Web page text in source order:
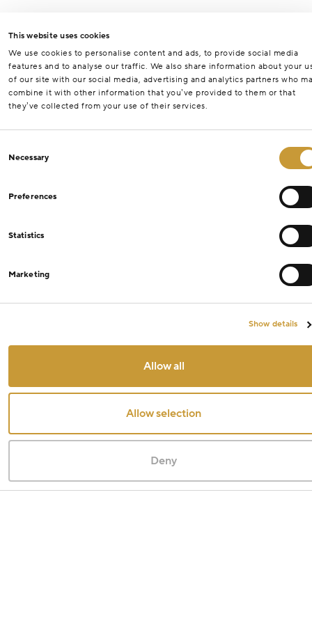
This website uses cookies
We use cookies to personalise content and ads, to provide social media
features and to analyse our traffic. We also share information about your
of our site with our social media, advertising and analytics partners who
combine it with other information that you’ve provided to them or that
they’ve collected from your use of their services.
Selection
Necessary
Preferences
Statistics
Marketing
Show details
Allow all
Allow selection
Deny